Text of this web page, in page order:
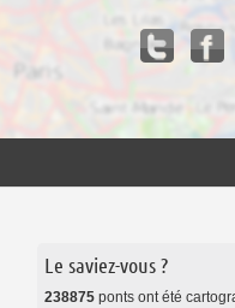
Le saviez-vous ?
238875 ponts ont été